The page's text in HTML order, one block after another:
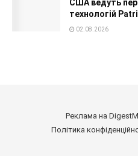
США ведуть
технологій
02.08.2026
Реклама на
Політика